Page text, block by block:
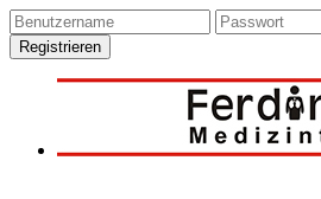
Registrieren